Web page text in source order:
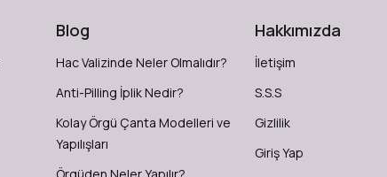
Blog
Hac Valizinde Neler Olmalıdır?
Anti-Pilling İplik Nedir?
Kolay Örgü Çanta Modelleri ve
Yapılışları
Hakkımızda
İletişim
S.S.S
Gizlilik
Giriş Yap